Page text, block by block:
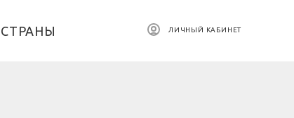
СТРАНЫ ЛИЧНЫЙ КАБИНЕТ